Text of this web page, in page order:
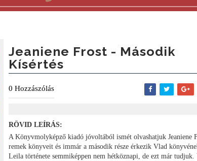
Jeaniene Frost - Második
Kísértés
0 Hozzászólás
RÖVID LEÍRÁS:
A Könyvmolyképző kiadó jóvoltából ismét olvashatjuk Jeaniene
remek könyveit és immár a második része érkezik Vlad
Leila története semmiképpen nem hétköznapi, de ezt már tudjuk.